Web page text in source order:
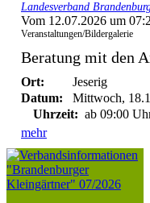
Landesverband
Vom 12.07.2026 um
Veranstaltungen/Bildergalerie
Beratung mit den
Ort:
Jeserig
Datum:
Mittwoch,
Uhrzeit: ab 09:00
mehr